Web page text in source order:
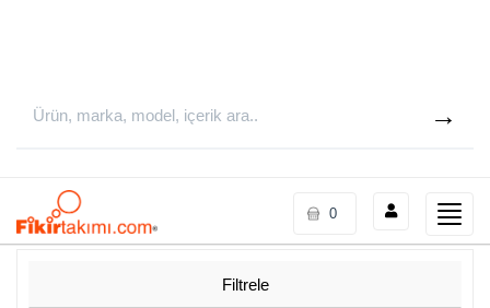
Toggle
0
Filtrele